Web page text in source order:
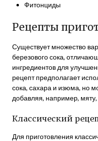
Фитонциды
Рецепты
Существует множество
березового сока,
ингредиентов для
рецепт предполагает
сока, сахара и изюма, но
добавляя, например,
Классический
Для приготовления